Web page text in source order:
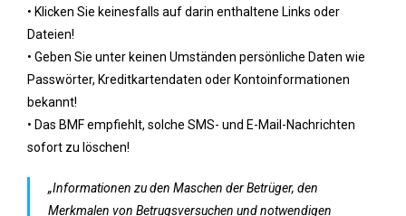
• Klicken Sie keinesfalls auf darin enthaltene Links oder
Dateien!
• Geben Sie unter keinen Umständen persönliche Daten wie
Passwörter, Kreditkartendaten oder Kontoinformationen
bekannt!
• Das BMF empfiehlt, solche SMS- und E-Mail-Nachrichten
sofort zu löschen!
„Informationen zu den Maschen der Betrüger, den
Merkmalen von Betrugsversuchen und notwendigen